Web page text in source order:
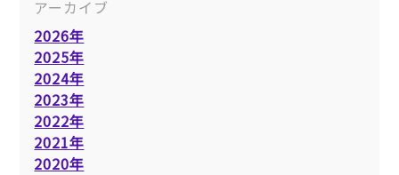
アーカイブ
2026年
2025年
2024年
2023年
2022年
2021年
2020年